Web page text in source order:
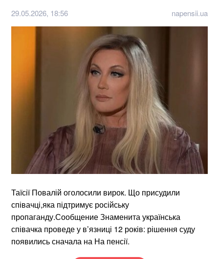
29.05.2026, 18:56 napensii.ua
Таїсії Повалій оголосили вирок. Що присудили
співачці,яка підтримує російську
пропаганду.Сообщение Знаменита українська
співачка проведе у в’язниці 12 років: рішення суду
появились сначала на На пенсії.